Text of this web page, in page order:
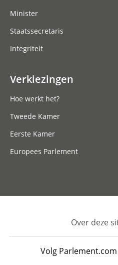
Minister
Staatssecretaris
Integriteit
Verkiezingen
Hoe werkt het?
Tweede Kamer
Eerste Kamer
Europees Parlement
Footer
Over deze
Volg